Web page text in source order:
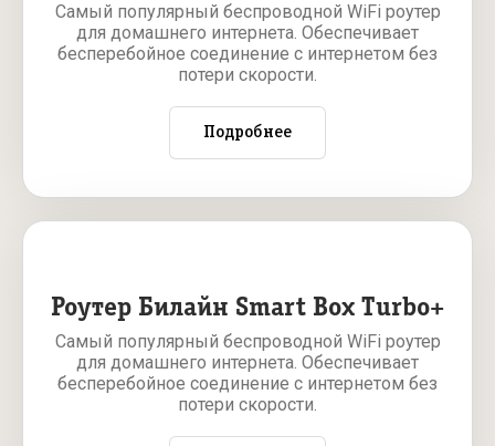
Самый популярный беспроводной WiFi роутер
для домашнего интернета. Обеспечивает
бесперебойное соединение с интернетом без
потери скорости.
Подробнее
Роутер Билайн Smart Box Turbo+
Самый популярный беспроводной WiFi роутер
для домашнего интернета. Обеспечивает
бесперебойное соединение с интернетом без
потери скорости.